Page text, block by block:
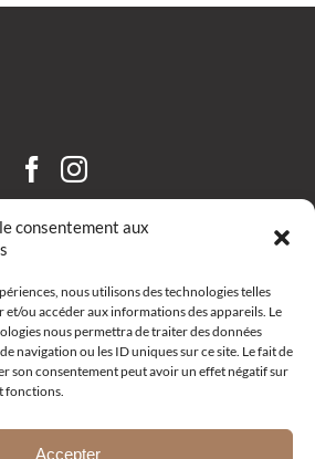
consentement aux
nous utilisons des technologies telles
et/ou accéder aux informations des appareils. Le
nous permettra de traiter des données
navigation ou les ID uniques sur ce site. Le fait de
son consentement peut avoir un effet négatif sur
fonctions.
Accepter
Coudoux
+33 (0)4 42 52 10 68